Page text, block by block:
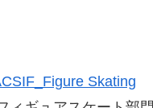
Skating